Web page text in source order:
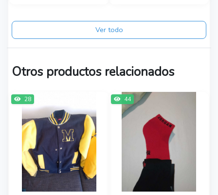
Ver todo
Otros productos relacionados
28 44